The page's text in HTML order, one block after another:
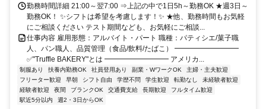
勤務時間詳細 21:00～翌7:00 ⇒上記の中で1日5h～勤務OK ★週3日～
勤務OK！ ✨シフトは希望を考慮します！✨ ★他、勤務時間もお気軽
にご相談ください テスト期間なども、お気軽にご相談...
仕事内容 雇用形態：アルバイト・パート 職種：パティシエ/菓子職
人、パン職人、品質管理（食品/飲料/たばこ） ━━━━━━━━━
✅"Truffle BAKERY"とは ━━━━━━━━━ アメリカ...
制服あり 扶養内勤務OK 社員登用あり 副業・WワークOK
主婦・主夫歓迎
フリーター歓迎
早朝 シフト自由 学歴不問 学生歓迎 転勤なし
未経験者歓迎
経験者歓迎
夜間 ブランクOK 交通費支給 長期歓迎
フルタイム歓迎
駅近5分以内
週2・3日からOK